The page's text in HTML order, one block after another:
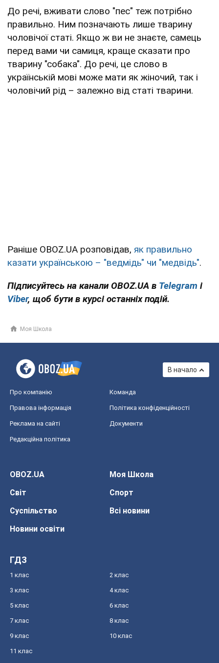
До речі, вживати слово "пес" теж потрібно
правильно. Ним позначають лише тварину
чоловічої статі. Якщо ж ви не знаєте, самець
перед вами чи самиця, краще сказати про
тварину "собака". До речі, це слово в
українській мові може мати як жіночий, так і
чоловічий рід – залежно від статі тварини.
Раніше OBOZ.UA розповідав, як правильно
казати українською – "ведмідь" чи "медвідь".
Підписуйтесь на канали OBOZ.UA в Telegram і
Viber, щоб бути в курсі останніх подій.
Моя Школа
В начало
Про компанію Команда
Правова інформація Політика конфіденційності
Реклама на сайті Документи
Редакційна політика
OBOZ.UA
Моя Школа
Світ
Спорт
Суспільство
Всі новини
Новини освіти
ГДЗ
1 клас 2 клас
3 клас 4 клас
5 клас 6 клас
7 клас 8 клас
9 клас 10 клас
11 клас